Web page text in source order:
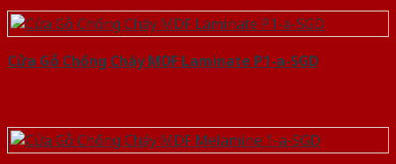
Cửa Gỗ Chống Cháy MDF Laminate P1-a-SGD